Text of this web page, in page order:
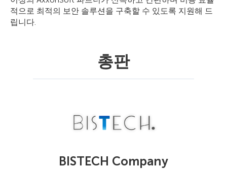
적으로 최적의 보안 솔루션을 구축할 수 있도록 지원해 드
립니다.
총판
BISTECH Company